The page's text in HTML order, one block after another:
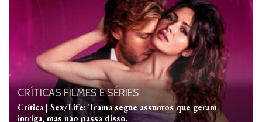
CRÍTICAS FILMES E SÉRIES
Crítica | Sex/Life: Trama segue assuntos que geram
intriga, mas não passa disso.